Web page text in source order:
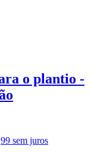
o plantio -
sem juros